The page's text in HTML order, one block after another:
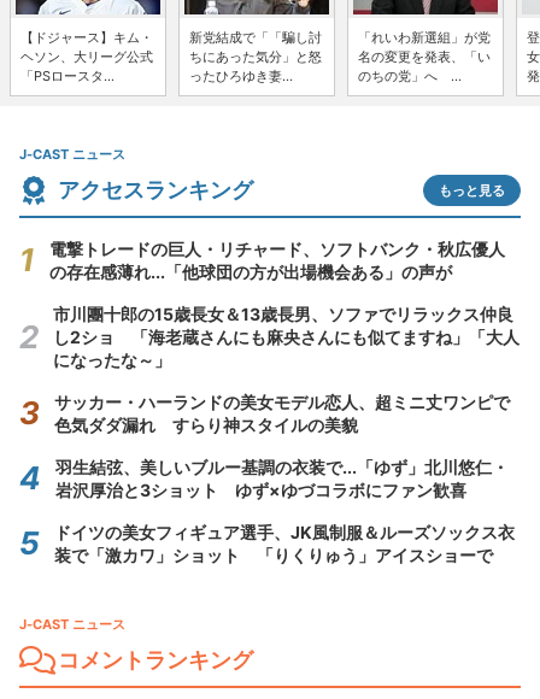
【ドジャース】キム・
ヘソン、大リーグ公式
「PSロースタ...
新党結成で「「騙し討
ちにあった気分」と怒
ったひろゆき妻...
「れいわ新選組」が党
名の変更を発表、「い
のちの党」へ ...
J-CAST ニュース
アクセスランキング もっと見る
電撃トレードの巨人・リチャード、ソフトバンク・秋広優人
の存在感薄れ...「他球団の方が出場機会ある」の声が
市川團十郎の15歳長女＆13歳長男、ソファでリラックス仲良
し2ショ 「海老蔵さんにも麻央さんにも似てますね」「大人
になったな～」
サッカー・ハーランドの美女モデル恋人、超ミニ丈ワンピで
色気ダダ漏れ すらり神スタイルの美貌
羽生結弦、美しいブルー基調の衣装で...「ゆず」北川悠仁・
岩沢厚治と3ショット ゆず×ゆづコラボにファン歓喜
ドイツの美女フィギュア選手、JK風制服＆ルーズソックス衣
装で「激カワ」ショット 「りくりゅう」アイスショーで
J-CAST ニュース
コメントランキング